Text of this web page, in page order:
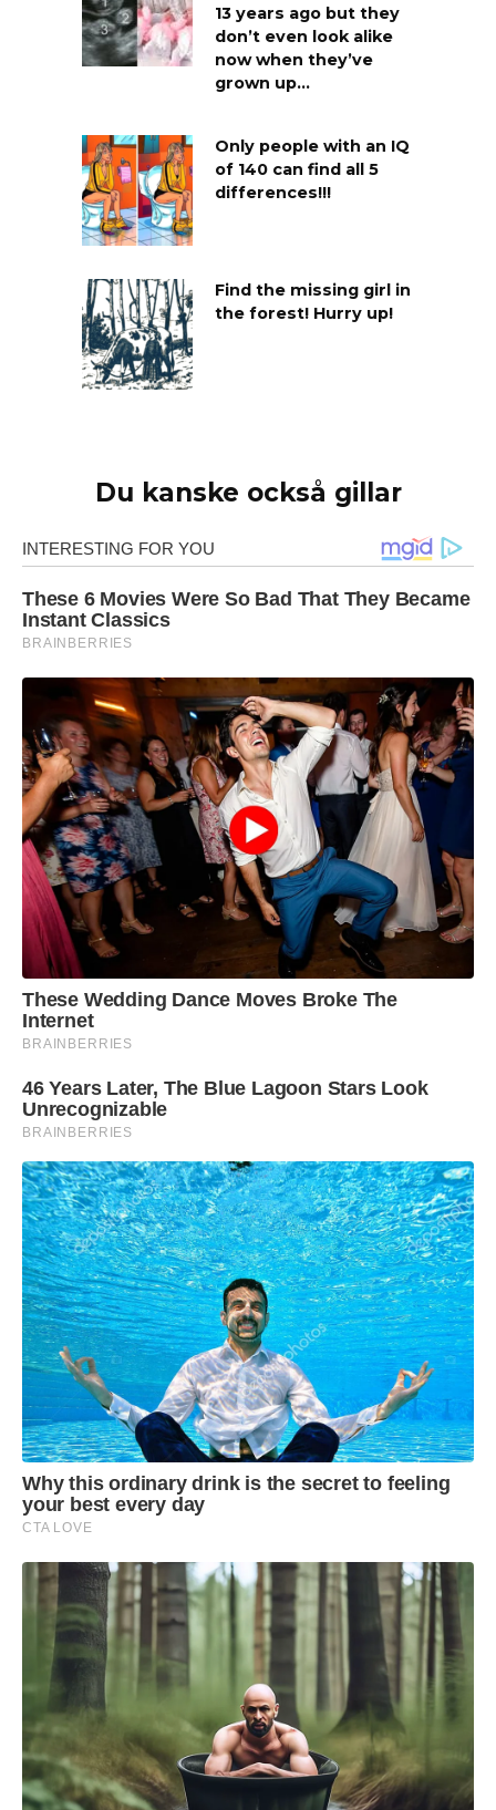
13 years ago but they
don’t even look alike
now when they’ve
grown up…
Only people with an IQ
of 140 can find all 5
differences!!!
Find the missing girl in
the forest! Hurry up!
Du kanske också gillar